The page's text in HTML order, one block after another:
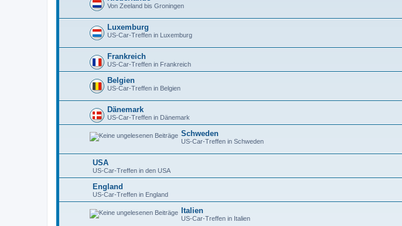
Von Zeeland bis Groningen
Luxemburg
US-Car-Treffen in Luxemburg
Frankreich
US-Car-Treffen in Frankreich
Belgien
US-Car-Treffen in Belgien
Dänemark
US-Car-Treffen in Dänemark
Schweden
US-Car-Treffen in Schweden
USA
US-Car-Treffen in den USA
England
US-Car-Treffen in England
Italien
US-Car-Treffen in Italien